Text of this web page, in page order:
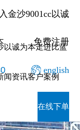
金沙9001cc以诚
免费注册
english
以诚为本走进比蓝
闻资讯客户案例
在线下单